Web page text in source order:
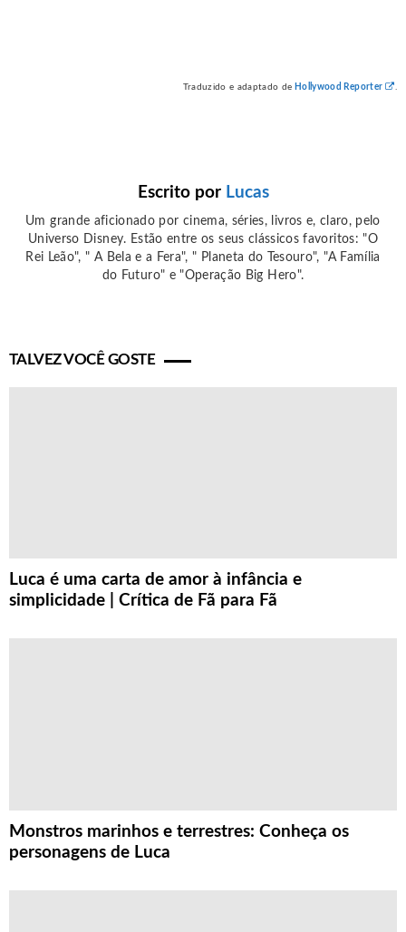
Traduzido e adaptado de Hollywood Reporter
Escrito por Lucas
Um grande aficionado por cinema, séries, livros e, claro, pelo
Universo Disney. Estão entre os seus clássicos favoritos: "O
Rei Leão", " A Bela e a Fera", " Planeta do Tesouro", "A Família
do Futuro" e "Operação Big Hero".
TALVEZ VOCÊ GOSTE
Luca é uma carta de amor à infância e
simplicidade | Crítica de Fã para Fã
Monstros marinhos e terrestres: Conheça os
personagens de Luca